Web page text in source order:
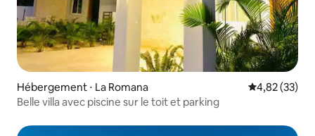
Hébergement ⋅ La Romana Évaluation
4,82 (33)
Belle villa avec piscine sur le toit et parking